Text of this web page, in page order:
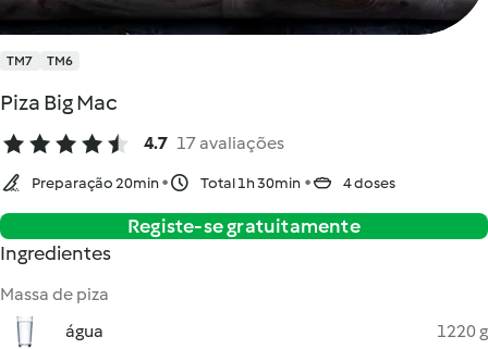
TM7 TM6
Piza Big Mac
4.7 17 avaliações
Preparação 20min Total 1h 30min 4 doses
Registe-se gratuitamente
Ingredientes
Massa de piza
água
1220 g